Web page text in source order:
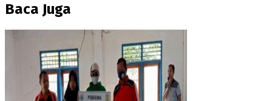
Baca Juga